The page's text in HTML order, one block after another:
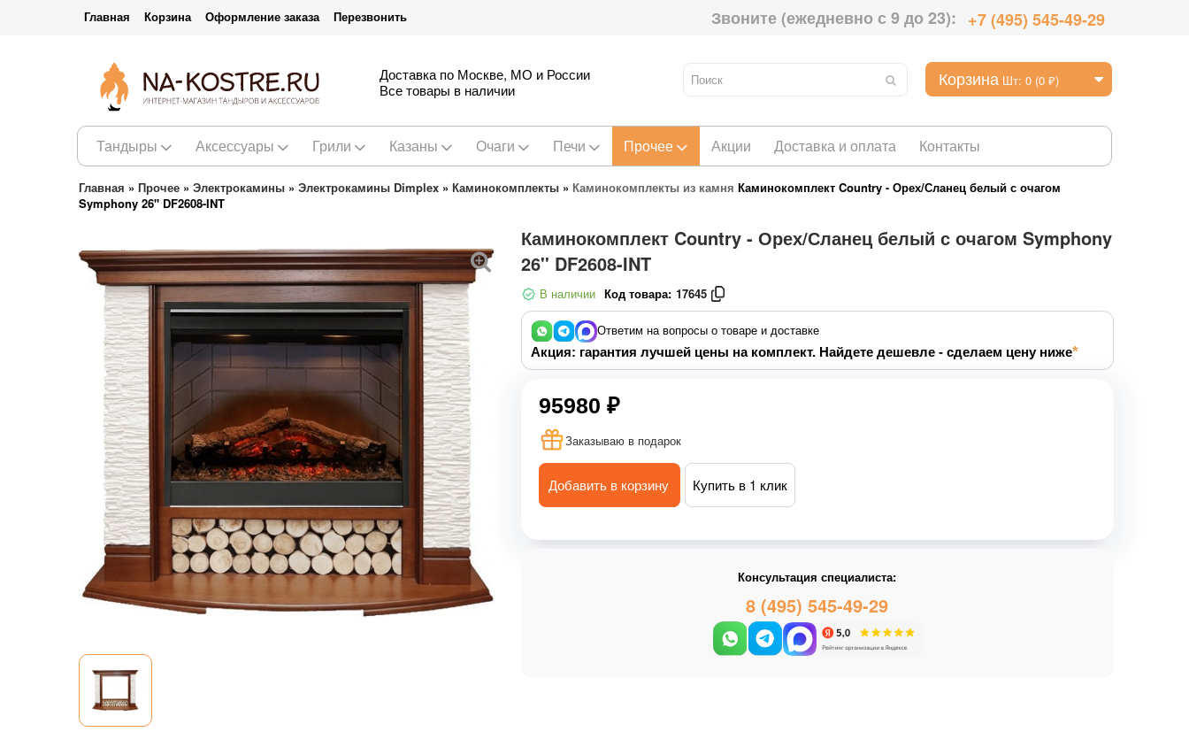
Главная Корзина Оформление заказа Перезвонить Звоните (ежедневно с 9 до 23): +7 (495) 545-49-29
Корзина Шт: 0 (0 ₽)
Доставка по Москве, МО и России
Все товары в наличии
Тандыры Аксессуары Грили Казаны Очаги Печи Прочее Акции Доставка и оплата Контакты
Главная » Прочее » Электрокамины » Электрокамины Dimplex » Каминокомплекты » Каминокомплекты из камня Каминокомплект Country - Орех/Сланец белый с очагом
Symphony 26'' DF2608-INT
Каминокомплект Country - Орех/Сланец белый с очагом Symphony
26'' DF2608-INT
В наличии Код товара: 17645
Ответим на вопросы о товаре и доставке
Акция: гарантия лучшей цены на комплект. Найдете дешевле - сделаем цену ниже
95980 ₽
Заказываю в подарок
Добавить в корзину Купить в 1 клик
Консультация специалиста:
8 (495) 545-49-29